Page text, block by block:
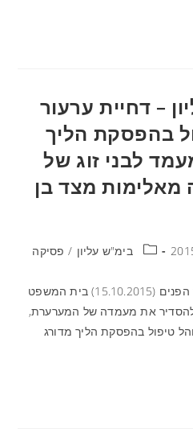
– דחיית ערעור
בהפסקת הליך
לבני זוג של
מאלימות מצד בן
בימ"ש עליון / פסיקה
עע"ם 5807/14 רזינובסקי נ' שר הפנים (15.10.2015) בית המשפט
להסדיר את מעמדה של המערערת,
טיפול בהפסקת הליך מדורג